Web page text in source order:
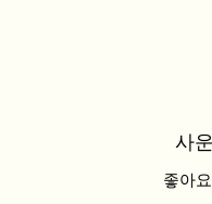
사
좋아